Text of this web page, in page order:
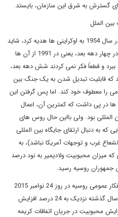
به شرق این سازمان، بایستد.
الملل
زمانی که نیکیتا خروشچف، کریمه را در سال 1954 به اوکراینی ها هدیه کرد، شاید
روس ها گمان نمی کردند که اوکراین در چهار دهه بعد، یعنی در 1991 از آن ها
و قطعاً فکر نمی کردند شش دهه بعد،
که قابلیت تبدیل شدن به یک جنگ بین
را معطوف خود کند. اما پس گرفتن این
در پی داشت که کمترین آن، اعمال
المللی بود. ولی بااین حال روس های
به دنبال ارتقای جایگاه بین المللی
غرب و توجهات آمریکا نباشد)، به
میزان محبوبیت ولادیمیر به نود درصد
روسیه رسید.
طبق نظرسنجی ای که مرکز پژوهش افکار عمومی روسیه در روز 24 نوامبر 2015
انجام داد، محبوبیت پوتین نسبت به سال گذشته نزدیک به 24 درصد افزایش
محبوبیت در جریان اتفاقات کریمه